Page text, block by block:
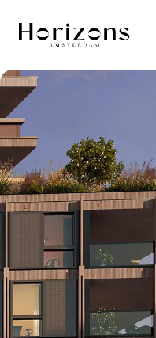
nl en
Aanbod
Penthouses
Hoekappartementen
Stadswoningen